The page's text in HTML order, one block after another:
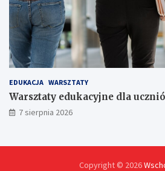
EDUKACJA WARSZTATY
Warsztaty edukacyjne dla
7 sierpnia 2026
Copyright © 2026